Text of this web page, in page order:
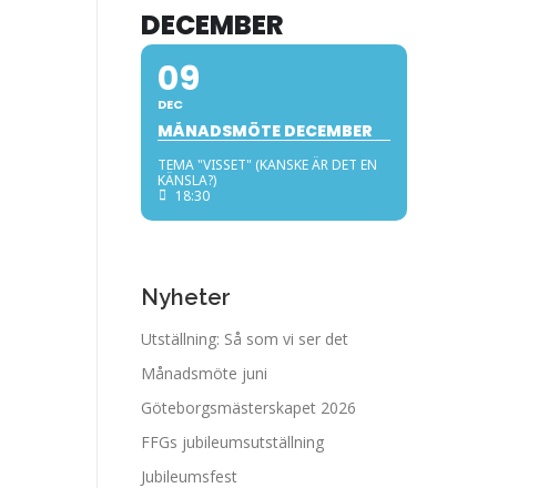
DECEMBER
09
DEC
MÅNADSMÖTE DECEMBER
TEMA "VISSET" (KANSKE ÄR DET EN
KÄNSLA?)
18:30
Nyheter
Utställning: Så som vi ser det
Månadsmöte juni
Göteborgsmästerskapet 2026
FFGs jubileumsutställning
Jubileumsfest